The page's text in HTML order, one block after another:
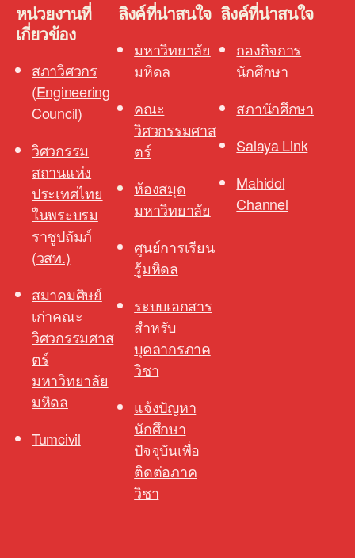
หน่วยงานที่
เกี่ยวข้อง
สภาวิศวกร
(Engineering
Council)
วิศวกรรม
สถานแห่ง
ประเทศไทย
ในพระบรม
ราชูปถัมภ์
(วสท.)
สมาคมศิษย์
เก่าคณะ
วิศวกรรมศาส
ตร์
มหาวิทยาลัย
มหิดล
Tumcivil
ลิงค์ที่น่าสนใจ
มหาวิทยาลัย
มหิดล
คณะ
วิศวกรรมศาส
ตร์
ห้องสมุด
มหาวิทยาลัย
ศูนย์การเรียน
รู้มหิดล
ระบบเอกสาร
สำหรับ
บุคลากรภาค
วิชา
แจ้งปัญหา
นักศึกษา
ปัจจุบันเพื่อ
ติดต่อภาค
วิชา
ลิงค์ที่น่าสนใจ
กองกิจการ
นักศึกษา
สภานักศึกษา
Salaya Link
Mahidol
Channel